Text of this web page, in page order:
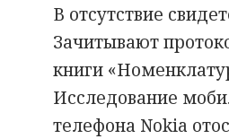
В отсутствие
Зачитывают
книги
Исследование
телефона Nokia